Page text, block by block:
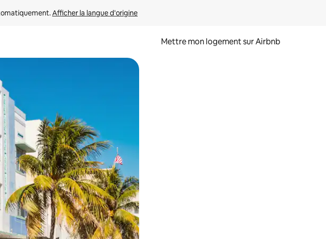
Afficher la langue d'origine
Mettre mon logement sur Airbnb
ou en appuyant et en faisant glisser.